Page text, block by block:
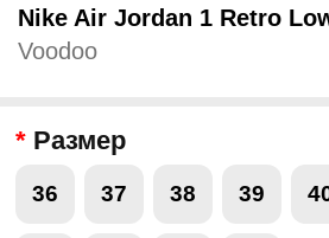
Nike Air Jordan 1 Retro
Voodoo
Размер
36 37 38 39